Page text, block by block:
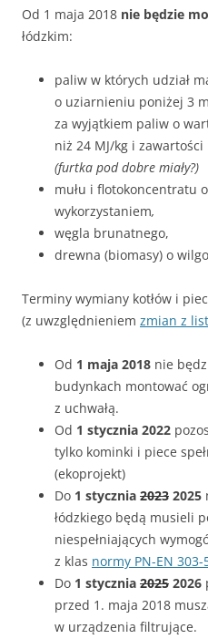
Od 1 maja 2018 nie będzie
łódzkim:
paliw w których udział
o uziarnieniu poniżej 3
za wyjątkiem paliw o
niż 24 MJ/kg i
(furtka pod dobre miały?)
mułu i flotokoncentratu
wykorzystaniem,
węgla brunatnego,
drewna (biomasy) o
Terminy wymiany kotłów i
(z uwzględnieniem zmian z
Od 1 maja 2018 nie
budynkach montować
z uchwałą.
Od 1 stycznia 2022
tylko kominki i piece
(ekoprojekt)
Do 1 stycznia 2023 2025
łódzkiego będą musieli
niespełniających
z klas normy PN-EN 303-
Do 1 stycznia 2025 2026
przed 1. maja 2018
w urządzenia filtrujące.